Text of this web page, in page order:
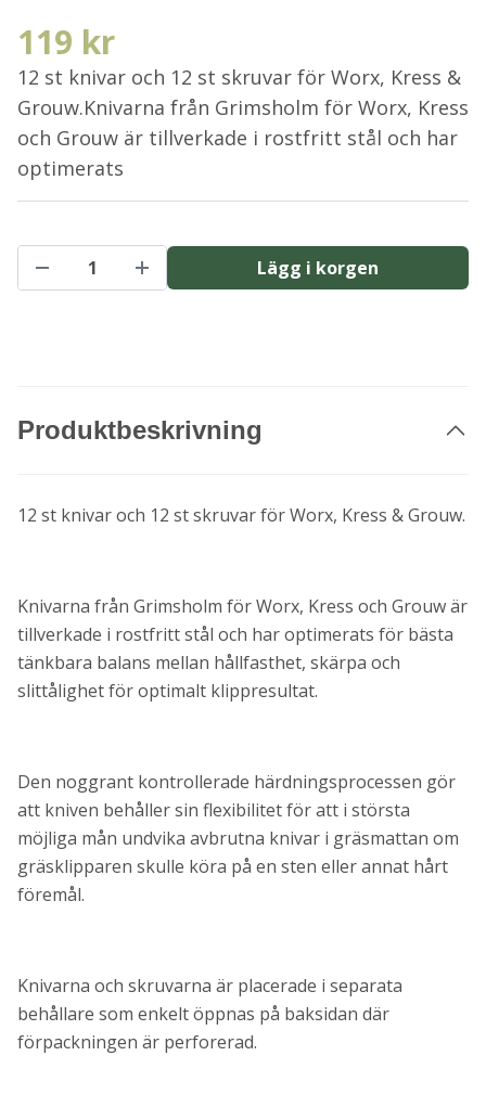
119 kr
12 st knivar och 12 st skruvar för Worx, Kress &
Grouw.Knivarna från Grimsholm för Worx, Kress
och Grouw är tillverkade i rostfritt stål och har
optimerats
Lägg i korgen
Produktbeskrivning
12 st knivar och 12 st skruvar för Worx, Kress & Grouw.
Knivarna från Grimsholm för Worx, Kress och Grouw är
tillverkade i rostfritt stål och har optimerats för bästa
tänkbara balans mellan hållfasthet, skärpa och
slittålighet för optimalt klippresultat.
Den noggrant kontrollerade härdningsprocessen gör
att kniven behåller sin flexibilitet för att i största
möjliga mån undvika avbrutna knivar i gräsmattan om
gräsklipparen skulle köra på en sten eller annat hårt
föremål.
Knivarna och skruvarna är placerade i separata
behållare som enkelt öppnas på baksidan där
förpackningen är perforerad.